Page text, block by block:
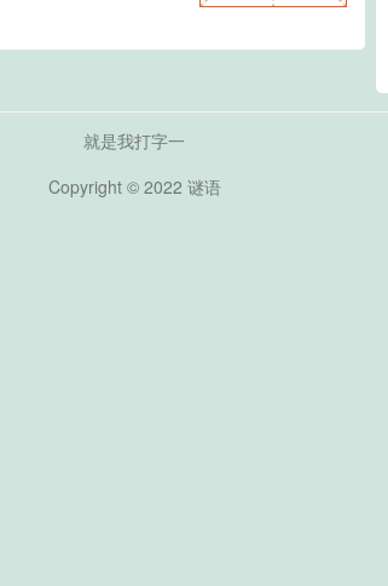
就是我打字一
Copyright © 2022 谜语